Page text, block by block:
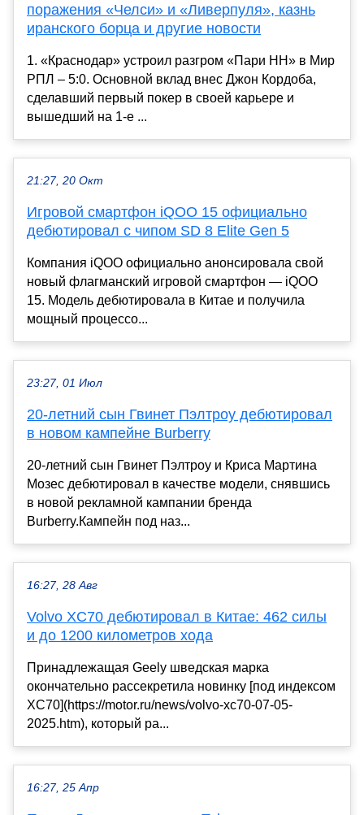
поражения «Челси» и «Ливерпуля», казнь
иранского борца и другие новости
1. «Краснодар» устроил разгром «Пари НН» в Мир
РПЛ – 5:0. Основной вклад внес Джон Кордоба,
сделавший первый покер в своей карьере и
вышедший на 1-е ...
21:27, 20 Окт
Игровой смартфон iQOO 15 официально
дебютировал с чипом SD 8 Elite Gen 5
Компания iQOO официально анонсировала свой
новый флагманский игровой смартфон — iQOO
15. Модель дебютировала в Китае и получила
мощный процессо...
23:27, 01 Июл
20-летний сын Гвинет Пэлтроу дебютировал
в новом кампейне Burberry
20-летний сын Гвинет Пэлтроу и Криса Мартина
Мозес дебютировал в качестве модели, снявшись
в новой рекламной кампании бренда
Burberry.Кампейн под наз...
16:27, 28 Авг
Volvo XC70 дебютировал в Китае: 462 силы
и до 1200 километров хода
Принадлежащая Geely шведская марка
окончательно рассекретила новинку [под индексом
XC70](https://motor.ru/news/volvo-xc70-07-05-
2025.htm), который ра...
16:27, 25 Апр